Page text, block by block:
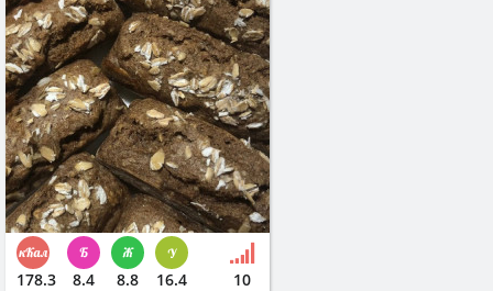
178.3 8.4 8.8 16.4 10